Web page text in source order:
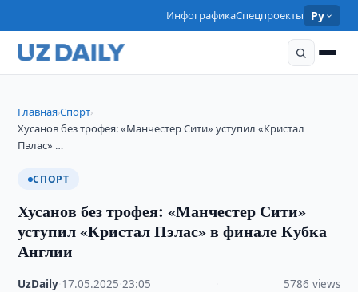
ИнфографикаСпецпроекты Ру
Главная›Спорт›
Хусанов без трофея: «Манчестер Сити» уступил «Кристал
Пэлас» …
СПОРТ
Хусанов без трофея: «Манчестер Сити»
уступил «Кристал Пэлас» в финале Кубка
Англии
UzDaily 17.05.2025 ·23:05 5786 views